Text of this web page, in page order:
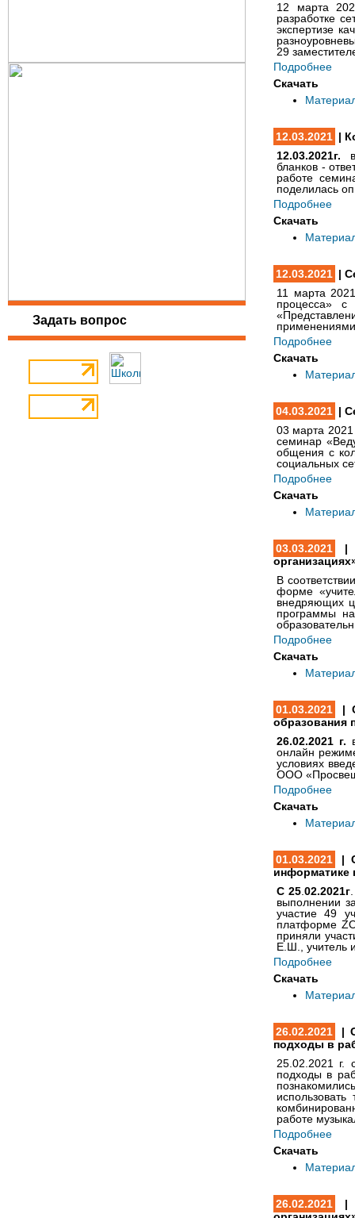
Задать вопрос
12 марта
разработке
экспертизе
29
Подробнее
Скачать
12.03.2021 |
12.03.2021г.
бланков -
работе
поделилась
Подробнее
Скачать
12.03.2021 |
11 марта
процесса»
Подробнее
Скачать
04.03.2021 |
03 марта 2021
семинар
общения с
социальных
Подробнее
Скачать
03.03.2021
|
В
форме
внедряющих
программы
Подробнее
Скачать
01.03.2021
|
образования
26.02.2021 г.
онлайн
условиях
ООО
Подробнее
Скачать
01.03.2021
|
информатике
С 25. 02.2021г
выполнении
участие 49
платформе
приняли
Е.Ш., учитель
Подробнее
Скачать
26.02.2021
|
подходы в
25.02.2021
г.
подходы в
работе
Подробнее
Скачать
26.02.2021
|